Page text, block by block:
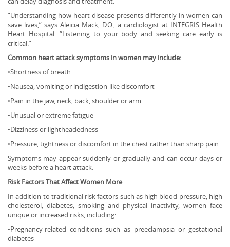
“Understanding how heart disease presents differently in women can
save lives,” says Aleicia Mack, D.O., a cardiologist at INTEGRIS Health
Heart Hospital. “Listening to your body and seeking care early is
critical.”
Common heart attack symptoms in women may include:
•Shortness of breath
•Nausea, vomiting or indigestion-like discomfort
•Pain in the jaw, neck, back, shoulder or arm
•Unusual or extreme fatigue
•Dizziness or lightheadedness
•Pressure, tightness or discomfort in the chest rather than sharp pain
Symptoms may appear suddenly or gradually and can occur days or
weeks before a heart attack.
Risk Factors That Affect Women More
In addition to traditional risk factors such as high blood pressure, high
cholesterol, diabetes, smoking and physical inactivity, women face
unique or increased risks, including:
•Pregnancy-related conditions such as preeclampsia or gestational
diabetes